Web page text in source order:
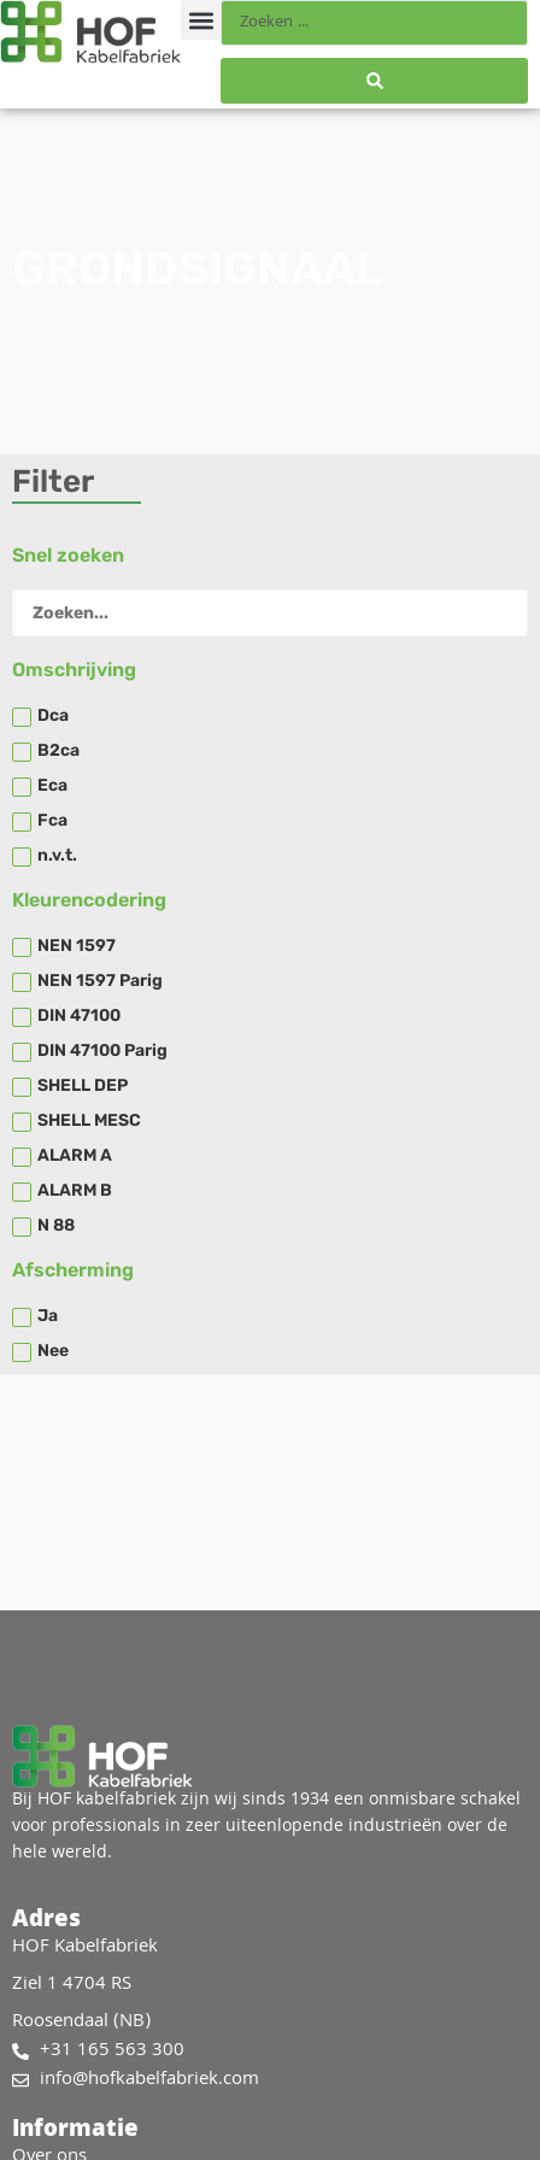
Filter
Snel zoeken
Omschrijving
Dca
B2ca
Eca
Fca
n.v.t.
Kleurencodering
NEN 1597
NEN 1597 Parig
DIN 47100
DIN 47100 Parig
SHELL DEP
SHELL MESC
ALARM A
ALARM B
N 88
Afscherming
Ja
Nee
Bij HOF kabelfabriek zijn wij sinds 1934 een onmisbare schakel
voor professionals in zeer uiteenlopende industrieën over de
hele wereld.
Adres
HOF Kabelfabriek
Ziel 1 4704 RS
Roosendaal (NB)
+31 165 563 300
info@hofkabelfabriek.com
Informatie